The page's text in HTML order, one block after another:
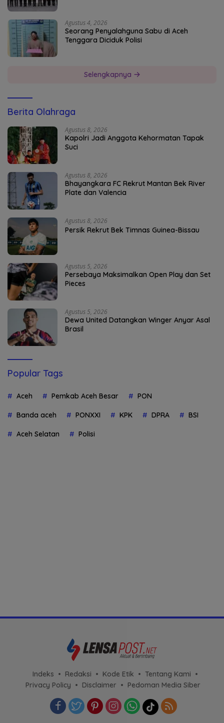
Agustus 4, 2026
Seorang Penyalahguna Sabu di Aceh
Tenggara Diciduk Polisi
Selengkapnya
Berita Olahraga
Agustus 8, 2026
Kapolri Jadi Anggota Kehormatan Tapak
Suci
Agustus 8, 2026
Bhayangkara FC Rekrut Mantan Bek River
Plate dan Valencia
Agustus 8, 2026
Persik Rekrut Bek Timnas Guinea-Bissau
Agustus 5, 2026
Persebaya Maksimalkan Open Play dan Set
Pieces
Agustus 5, 2026
Dewa United Datangkan Winger Anyar Asal
Brasil
Popular Tags
Aceh Pemkab Aceh Besar PON
Banda aceh PONXXI KPK DPRA BSI
Aceh Selatan Polisi
Indeks Redaksi Kode Etik
Tentang Kami
Privacy Policy
Disclaimer Pedoman Media Siber